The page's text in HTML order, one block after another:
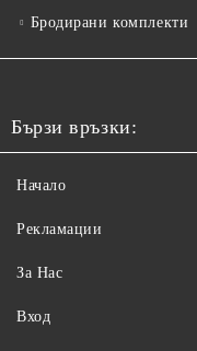
Бродирани комплекти
Бързи връзки:
Начало
Рекламации
За Нас
Вход